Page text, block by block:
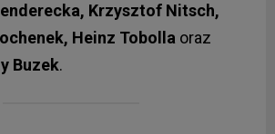
Krzysztof Nitsch,
Heinz Tobolla oraz
Buzek.